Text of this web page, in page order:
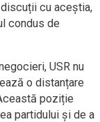
cu aceștia,
condus de
USR nu
o distanțare
poziție
partidului și de a